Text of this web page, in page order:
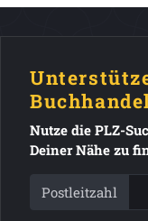
Nutze die PLZ-
Deiner Nähe zu
Postleitzahl